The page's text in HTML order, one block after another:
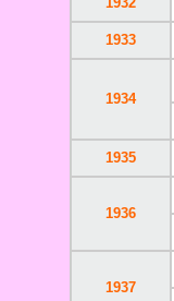
1933
1934
1935
1936
1937